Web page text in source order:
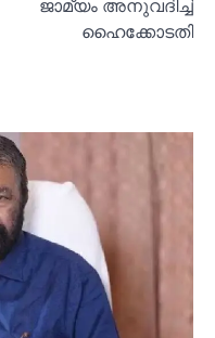
ജാമ്യം അനുവദിച്ച്‌
ഹൈക്കോടതി